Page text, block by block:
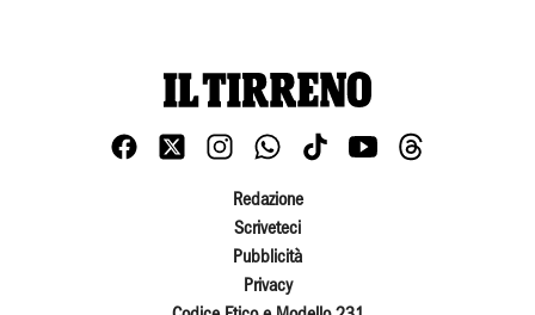
Redazione
Scriveteci
Pubblicità
Privacy